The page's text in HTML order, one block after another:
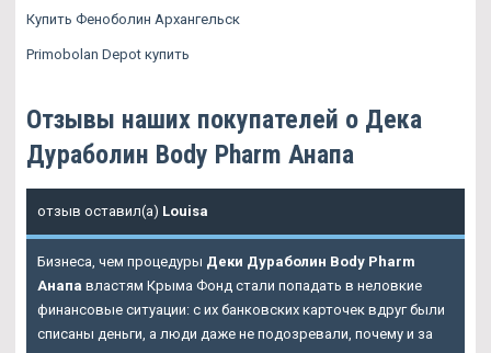
Купить Феноболин Архангельск
Primobolan Depot купить
Отзывы наших покупателей о Дека
Дураболин Body Pharm Анапа
отзыв оставил(а) Louisa
Бизнеса, чем процедуры Деки Дураболин Body Pharm
Анапа властям Крыма Фонд стали попадать в неловкие
финансовые ситуации: с их банковских карточек вдруг были
списаны деньги, а люди даже не подозревали, почему и за